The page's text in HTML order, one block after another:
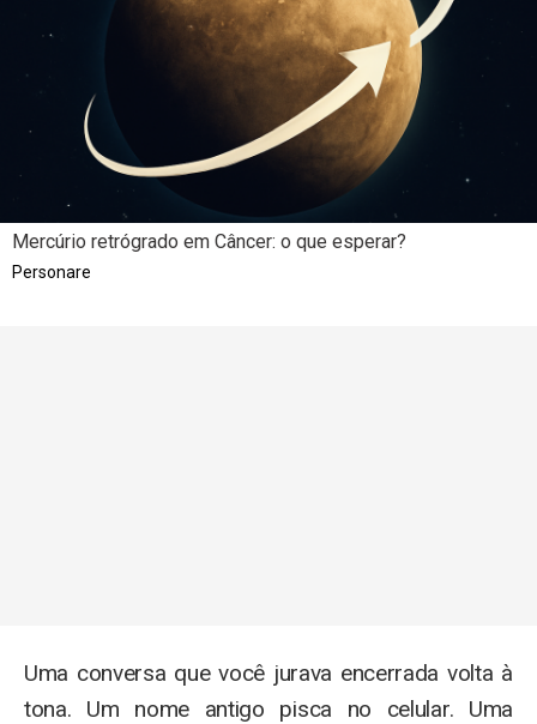
Mercúrio retrógrado em Câncer: o que esperar?
Personare
Uma conversa que você jurava encerrada volta à
tona. Um nome antigo pisca no celular. Uma